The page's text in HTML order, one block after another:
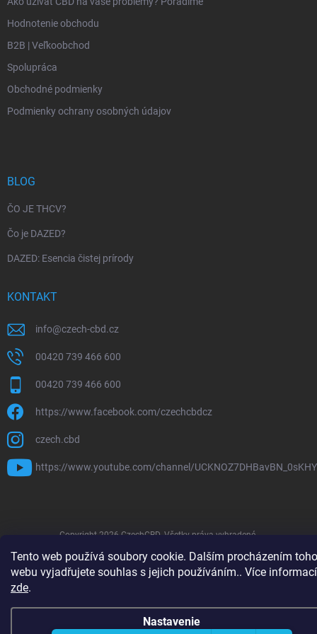
Tento web používá soubory cookie. Dalším procházením
webu vyjadřujete souhlas s jejich používáním.. Více informací
zde.
Nastavenie
Hodnotenie obchodu
B2B | Veľkoobchod
Spolupráca
Obchodné podmienky
Podmienky ochrany osobných údajov
BLOG
ČO JE THCV?
Čo je DAZED?
DAZED: Esencia čistej prírody
KONTAKT
info@czech-cbd.cz
00420 739 466 600
00420 739 466 600
https://www.facebook.com/czechcbdcz
czech.cbd
https://www.youtube.com/channel/
Vytvoril Shoptet Premium
Copyright 2026 CzechCBD . Všetky práva vyhradené.